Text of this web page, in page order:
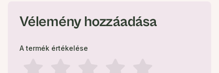
Vélemény hozzáadása
A termék értékelése